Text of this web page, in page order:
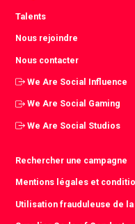
Talents
Nous rejoindre
Nous contacter
We Are Social Influence
We Are Social Gaming
We Are Social Studios
Rechercher une campagne
Mentions légales et
Utilisation frauduleuse de la